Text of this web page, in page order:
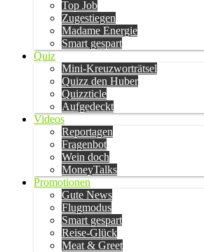
Top Job
Zugestiegen
Madame Energie
Smart gespart
Quiz
Mini-Kreuzworträtsel
Quizz den Huber
Quizzticle
Aufgedeckt
Videos
Reportagen
Fragenbot
Wein doch
MoneyTalks
Promotionen
Gute News
Flugmodus
Smart gespart
Reise-Glück
Meat & Greet